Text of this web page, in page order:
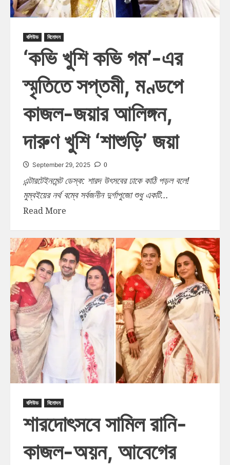
বলিউড বিনোদন
‘কভি খুশি কভি গম’-এর
স্মৃতিতে সপ্তমী, মণ্ডপে
কাজল-জয়ার আলিঙ্গন,
দারুণ খুশি ‘শাশুড়ি’ জয়া
September 29, 2025 0
এন্টারটেইনমেন্ট ডেস্ক: শারদ উৎসবের ঢাকে কাঠি পড়ল বলে!
মুম্বইয়ের নর্থ বম্বে সর্বজনীন দুর্গাপুজো শুধু একটি...
Read More
বলিউড বিনোদন
শারদোৎসবে সামিল রানি-
কাজল-অয়ন, আবেগের